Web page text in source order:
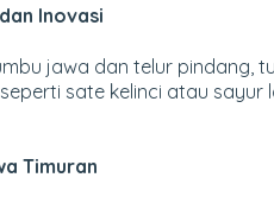
Inovasi
jawa dan telur pindang,
sate kelinci atau sayur
Timuran